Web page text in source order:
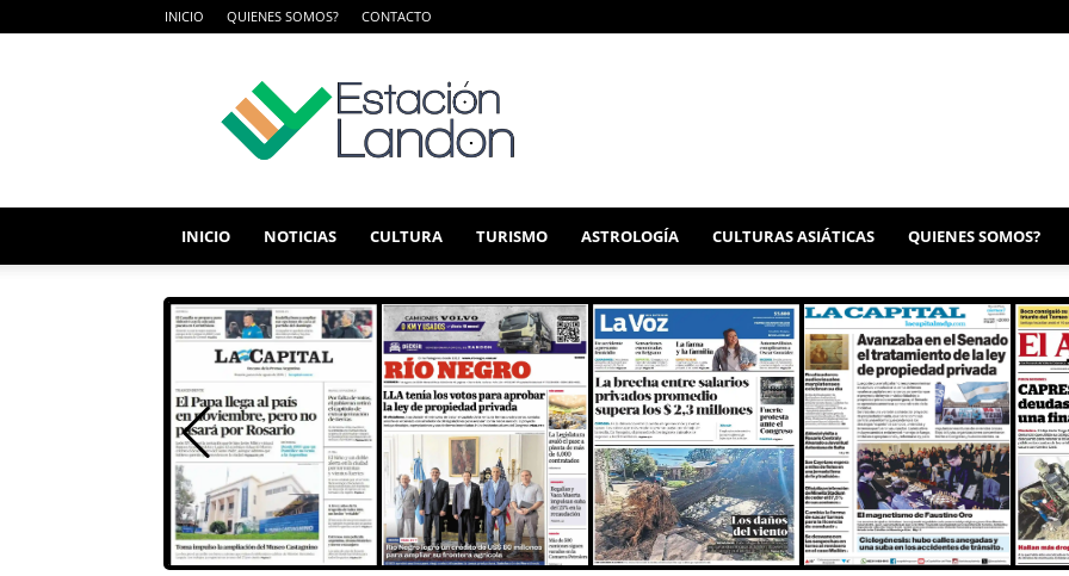
INICIO QUIENES SOMOS? CONTACTO
LANDON
INICIO NOTICIAS CULTURA TURISMO ASTROLOGÍA CULTURAS ASIÁTICAS QUIENES SOMOS?